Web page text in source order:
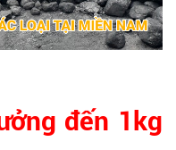
đến 1kg